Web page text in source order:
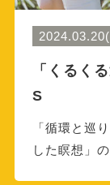
「くるく
S
「循環と巡
した瞑想」